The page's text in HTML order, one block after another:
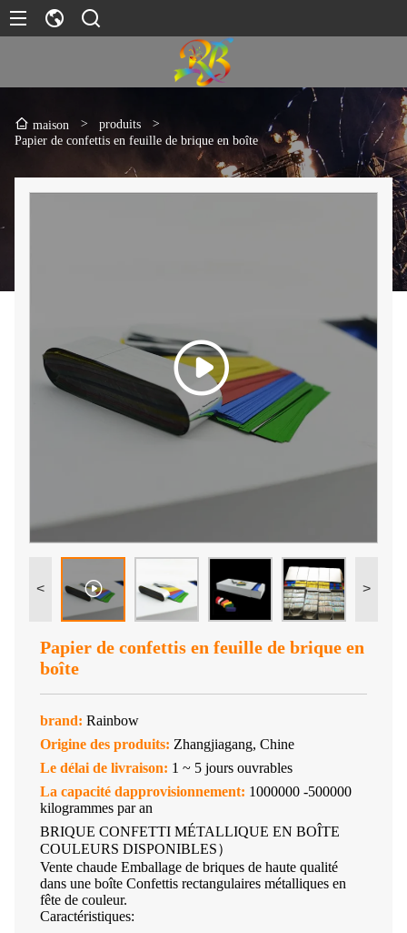
maison > produits
>
Papier de confettis en feuille de brique en boîte
< >
Papier de confettis en feuille de brique en
boîte
brand: Rainbow
Origine des produits: Zhangjiagang, Chine
Le délai de livraison: 1 ~ 5 jours ouvrables
La capacité dapprovisionnement: 1000000 -500000
kilogrammes par an
BRIQUE CONFETTI MÉTALLIQUE EN BOÎTE
COULEURS DISPONIBLES）
Vente chaude Emballage de briques de haute qualité
dans une boîte Confettis rectangulaires métalliques en
fête de couleur.
Caractéristiques: